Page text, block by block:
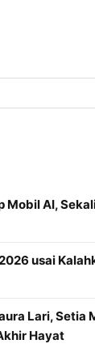
Mobil AI,
usai
Lari, Setia
Hayat